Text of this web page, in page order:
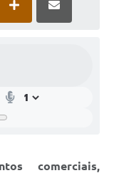
comerciais,